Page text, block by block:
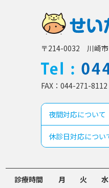
〒214-0032 川崎
FAX
044-271-8112
夜間対応について
休診日対応につい
診療時間 月 火 水